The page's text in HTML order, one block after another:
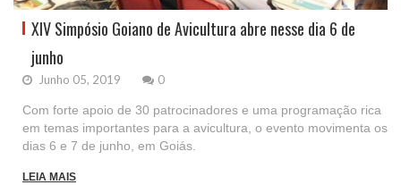
XIV Simpósio Goiano de Avicultura abre nesse dia 6 de
junho
Junho 05, 2019 0
Com forte apoio de 30 patrocinadores e uma programação rica
em temas importantes para a avicultura, o evento movimenta os
dias 6 e 7 de junho, em Goiás.
LEIA MAIS